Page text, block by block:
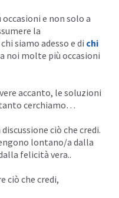
e non solo a
la
siamo adesso e di chi
noi molte più occasioni
accanto, le soluzioni
cerchiamo…
ciò che credi.
lontano/a dalla
felicità vera..
ciò che credi,